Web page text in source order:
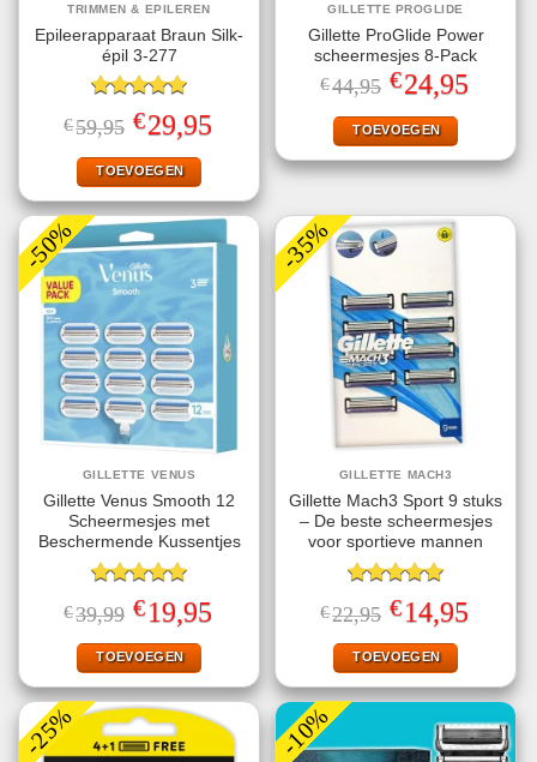
TRIMMEN & EPILEREN
Epileerapparaat Braun Silk-
épil 3-277
Gewaardeerd
5.00uit 5
€59,95 Oorspronkelijke
prijs
was:
€59,95.
€29,95prijs
TOEVOEGEN
GILLETTE PROGLIDE
Gillette ProGlide Power
scheermesjes 8-Pack
€44,95 Oorspronkelijke
prijs
was:
€44,95.
€24,95prijs
TOEVOEGEN
-50%
GILLETTE VENUS
Gillette Venus Smooth 12
Scheermesjes met
Beschermende Kussentjes
Gewaardeerd
5.00uit 5
€39,99 Oorspronkelijke
prijs
was:
€39,99.
€19,95prijs
TOEVOEGEN
-35%
GILLETTE MACH3
Gillette Mach3 Sport 9 stuks
– De beste scheermesjes
voor sportieve mannen
Gewaardeerd
5.00uit 5
€22,95 Oorspronkelijke
prijs
was:
€22,95.
€14,95prijs
TOEVOEGEN
-25% -10%